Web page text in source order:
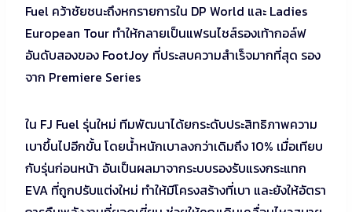
Fuel คว้าชัยชนะถึงหกรายการใน DP World และ Ladies
European Tour ทำให้กลายเป็นแฟรนไชส์รองเท้ากอล์ฟ
อันดับสองของ FootJoy ที่ประสบความสำเร็จมากที่สุด รอง
จาก Premiere Series
ใน FJ Fuel รุ่นใหม่ ทีมพัฒนาได้ยกระดับประสิทธิภาพความ
เบาขึ้นไปอีกขั้น โดยน้ำหนักเบาลงกว่าเดิมถึง 10% เมื่อเทียบ
กับรุ่นก่อนหน้า อันเป็นผลมาจากระบบรองรับแรงกระแทก
EVA ที่ถูกปรับแต่งใหม่ ทำให้มีโครงสร้างที่เบา และยังให้อัตรา